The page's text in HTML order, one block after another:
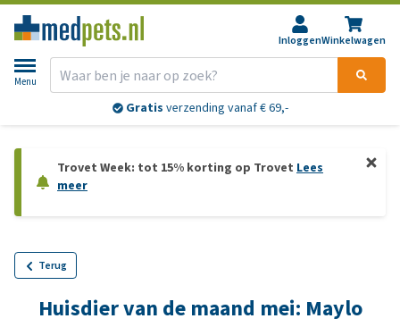
InloggenWinkelwagen
Menu
Gratis verzending vanaf € 69,-
Trovet Week: tot 15% korting op Trovet Lees
meer
Terug
Huisdier van de maand mei: Maylo